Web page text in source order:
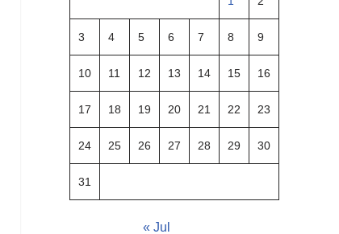
3 4 5 6 7 8 9
10 11 12 13 14 15 16
17 18 19 20 21 22 23
24 25 26 27 28 29 30
31
« Jul